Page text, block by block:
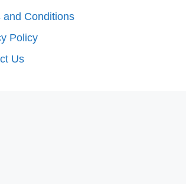
and Conditions
Policy
Us